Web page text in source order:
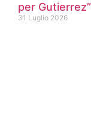
per Gutierrez”
31 Luglio 2026